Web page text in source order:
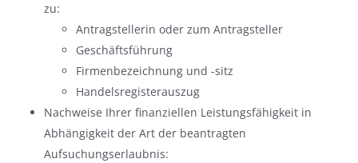
zu:
Antragstellerin oder zum Antragsteller
Geschäftsführung
Firmenbezeichnung und -sitz
Handelsregisterauszug
Nachweise Ihrer finanziellen Leistungsfähigkeit in
Abhängigkeit der Art der beantragten
Aufsuchungserlaubnis: